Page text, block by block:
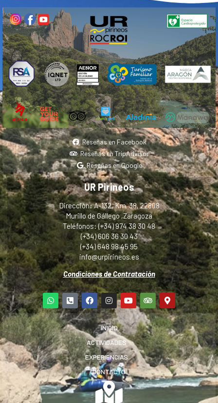
Reseñas en Facebook
Reseñas en TripAdvisor
Reseñas en Google
UR Pirineos
Dirección: A-132, Km. 38, 22808
Murillo de Gállego ,Zaragoza
Teléfonos: (+34) 974 38 30 48
(+34) 606 36 30 43
(+34) 648 98 45 95
info@urpirineos.es
Condiciones de Contratación
INICIO
ACTIVIDADES
EXPERIENCIAS
CONTACTO